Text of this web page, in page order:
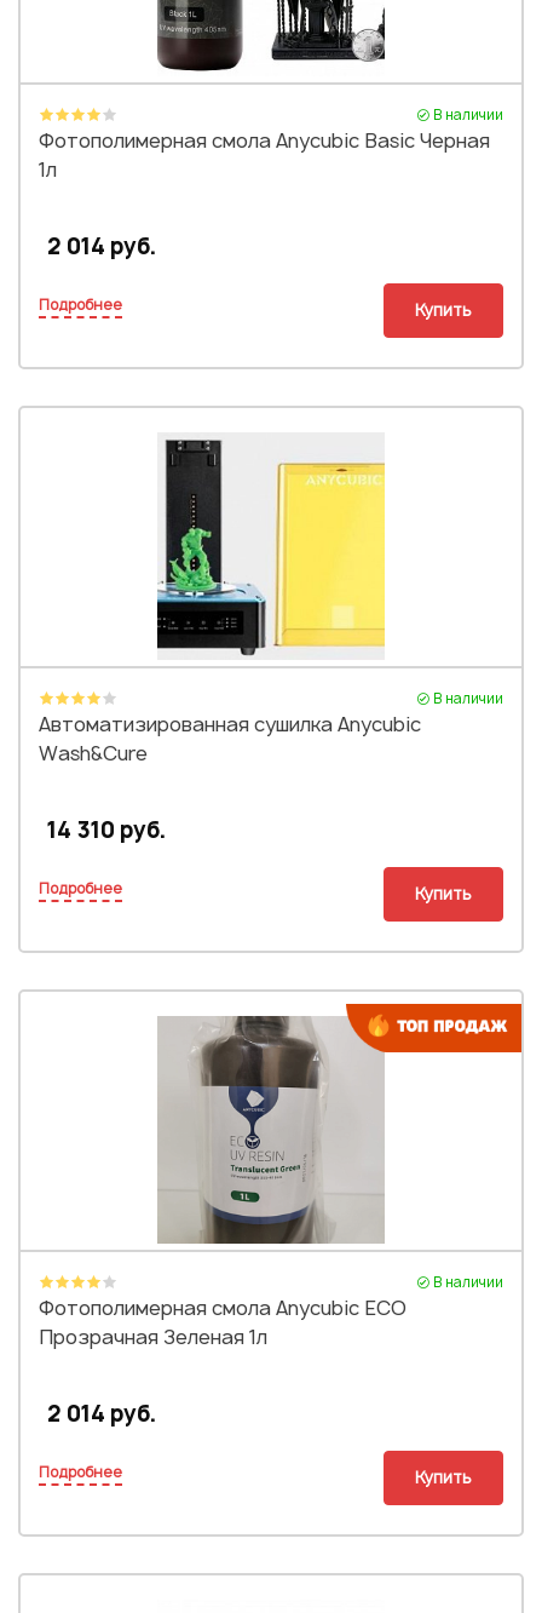
В наличии
Фотополимерная смола Anycubic Basic Черная
1л
2 014 руб.
Подробнее Купить
В наличии
Автоматизированная сушилка Anycubic
Wash&Cure
14 310 руб.
Подробнее Купить
В наличии
Фотополимерная смола Anycubic ECO
Прозрачная Зеленая 1л
2 014 руб.
Подробнее Купить